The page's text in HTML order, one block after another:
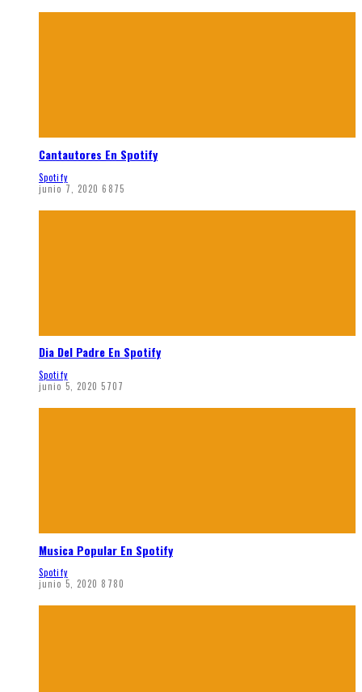
Cantautores En Spotify
Spotify
junio 7, 2020 6875
Dia Del Padre En Spotify
Spotify
junio 5, 2020 5707
Musica Popular En Spotify
Spotify
junio 5, 2020 8780